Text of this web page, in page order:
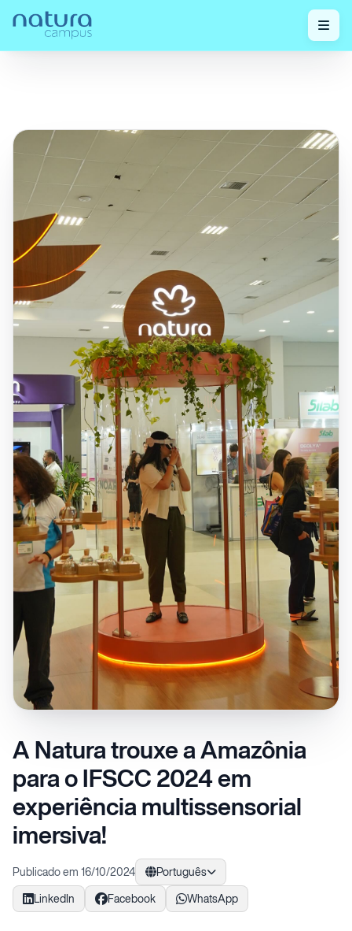
A Natura trouxe a Amazônia
para o IFSCC 2024 em
experiência multissensorial
imersiva!
Publicado em 16/10/2024
Português
LinkedIn
Facebook WhatsApp